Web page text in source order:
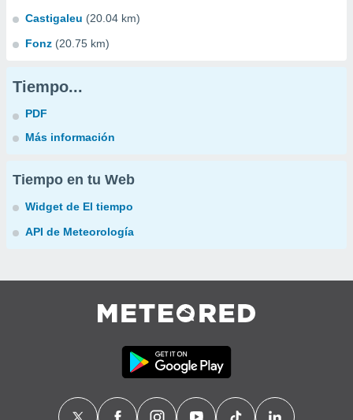
Castigaleu (20.04 km)
Fonz (20.75 km)
Tiempo...
PDF
Más información
Tiempo en tu Web
Widget de El tiempo
API de Meteorología